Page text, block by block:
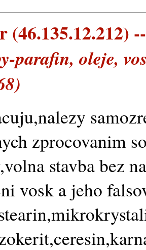
(46.135.12.212)
parafin, oleje,
zprocovanim
stavba bez
vosk a jeho